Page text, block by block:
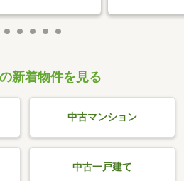
新着物件を見る
中古マンション
中古一戸建て